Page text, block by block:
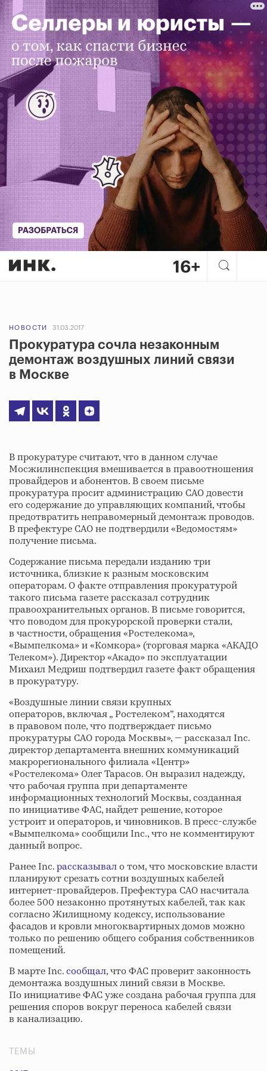
НОВОСТИ 31.03.2017
Прокуратура сочла незаконным
демонтаж воздушных линий связи
в Москве
В прокуратуре считают, что в данном случае
Мосжилинспекция вмешивается в правоотношения
провайдеров и абонентов. В своем письме
прокуратура просит администрацию САО довести
его содержание до управляющих компаний, чтобы
предотвратить неправомерный демонтаж проводов.
В префектуре САО не подтвердили «Ведомостям»
получение письма.
Содержание письма передали изданию три
источника, близкие к разным московским
операторам. О факте отправления прокуратурой
такого письма газете рассказал сотрудник
правоохранительных органов. В письме говорится,
что поводом для прокурорской проверки стали,
в частности, обращения «Ростелекома»,
«Вымпелкома» и «Комкора» (торговая марка «АКАДО
Телеком»). Директор «Акадо» по эксплуатации
Михаил Медриш подтвердил газете факт обращения
в прокуратуру.
«Воздушные линии связи крупных
операторов, включая „ Ростелеком”, находятся
в правовом поле, что подтверждает письмо
прокуратуры САО города Москвы», — рассказал Inc.
директор департамента внешних коммуникаций
макрорегионального филиала «Центр»
«Ростелекома» Олег Тарасов. Он выразил надежду,
что рабочая группа при департаменте
информационных технологий Москвы, созданная
по инициативе ФАС, найдет решение, которое
устроит и операторов, и чиновников. В пресс-службе
«Вымпелкома» сообщили Inc., что не комментируют
данный вопрос.
Ранее Inc.рассказывало том, что московские власти
планируют срезать сотни воздушных кабелей
интернет-провайдеров. Префектура САО насчитала
более 500 незаконно протянутых кабелей, так как
согласно Жилищному кодексу, использование
фасадов и кровли многоквартирных домов можно
только по решению общего собрания собственников
помещений.
В марте Inc.сообщал, что ФАС проверит законность
демонтажа воздушных линий связи в Москве.
По инициативе ФАС уже создана рабочая группа для
решения споров вокруг переноса кабелей связи
в канализацию.
ТЕМЫ